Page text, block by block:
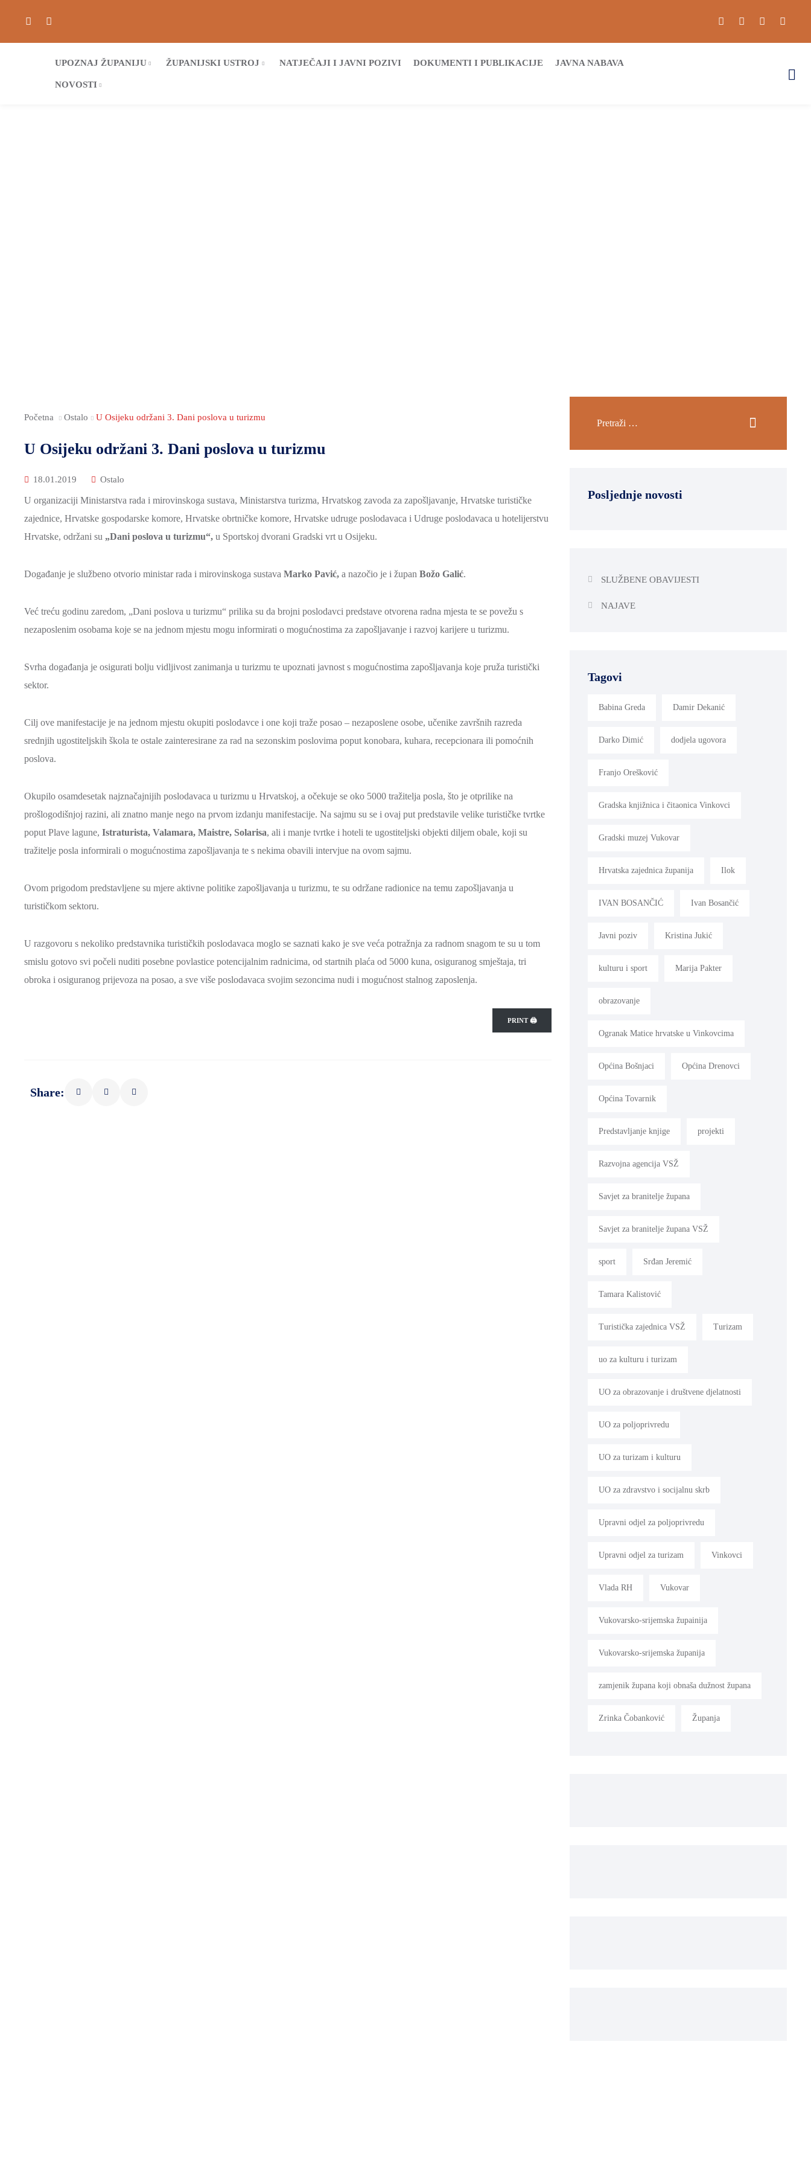
UPOZNAJ ŽUPANIJU ŽUPANIJSKI USTROJ NATJEČAJI I JAVNI POZIVI DOKUMENTI I PUBLIKACIJE JAVNA NABAVA
NOVOSTI
Početna Ostalo U Osijeku održani 3. Dani poslova u turizmu
U Osijeku održani 3. Dani poslova u turizmu
18.01.2019 Ostalo
U organizaciji Ministarstva rada i mirovinskoga sustava, Ministarstva turizma, Hrvatskog zavoda za zapošljavanje, Hrvatske turističke
zajednice, Hrvatske gospodarske komore, Hrvatske obrtničke komore, Hrvatske udruge poslodavaca i Udruge poslodavaca u hotelijerstvu
Hrvatske, održani su „Dani poslova u turizmu“, u Sportskoj dvorani Gradski vrt u Osijeku.
Događanje je službeno otvorio ministar rada i mirovinskoga sustava Marko Pavić, a nazočio je i župan Božo Galić.
Već treću godinu zaredom, „Dani poslova u turizmu“ prilika su da brojni poslodavci predstave otvorena radna mjesta te se povežu s
nezaposlenim osobama koje se na jednom mjestu mogu informirati o mogućnostima za zapošljavanje i razvoj karijere u turizmu.
Svrha događanja je osigurati bolju vidljivost zanimanja u turizmu te upoznati javnost s mogućnostima zapošljavanja koje pruža turistički
sektor.
Cilj ove manifestacije je na jednom mjestu okupiti poslodavce i one koji traže posao – nezaposlene osobe, učenike završnih razreda
srednjih ugostiteljskih škola te ostale zainteresirane za rad na sezonskim poslovima poput konobara, kuhara, recepcionara ili pomoćnih
poslova.
Okupilo osamdesetak najznačajnijih poslodavaca u turizmu u Hrvatskoj, a očekuje se oko 5000 tražitelja posla, što je otprilike na
prošlogodišnjoj razini, ali znatno manje nego na prvom izdanju manifestacije. Na sajmu su se i ovaj put predstavile velike turističke tvrtke
poput Plave lagune, Istraturista, Valamara, Maistre, Solarisa, ali i manje tvrtke i hoteli te ugostiteljski objekti diljem obale, koji su
tražitelje posla informirali o mogućnostima zapošljavanja te s nekima obavili intervjue na ovom sajmu.
Ovom prigodom predstavljene su mjere aktivne politike zapošljavanja u turizmu, te su održane radionice na temu zapošljavanja u
turističkom sektoru.
U razgovoru s nekoliko predstavnika turističkih poslodavaca moglo se saznati kako je sve veća potražnja za radnom snagom te su u tom
smislu gotovo svi počeli nuditi posebne povlastice potencijalnim radnicima, od startnih plaća od 5000 kuna, osiguranog smještaja, tri
obroka i osiguranog prijevoza na posao, a sve više poslodavaca svojim sezoncima nudi i mogućnost stalnog zaposlenja.
PRINT 🖨
Share:
Posljednje novosti
SLUŽBENE OBAVIJESTI
NAJAVE
Tagovi
Babina Greda Damir Dekanić
Darko Dimić dodjela ugovora
Franjo Orešković
Gradska knjižnica i čitaonica Vinkovci
Gradski muzej Vukovar
Hrvatska zajednica županija Ilok
IVAN BOSANČIĆ Ivan Bosančić
Javni poziv Kristina Jukić
kulturu i sport Marija Pakter
obrazovanje
Ogranak Matice hrvatske u Vinkovcima
Općina Bošnjaci Općina Drenovci
Općina Tovarnik
Predstavljanje knjige projekti
Razvojna agencija VSŽ
Savjet za branitelje župana
Savjet za branitelje župana VSŽ
sport Srđan Jeremić
Tamara Kalistović
Turistička zajednica VSŽ Turizam
uo za kulturu i turizam
UO za obrazovanje i društvene djelatnosti
UO za poljoprivredu
UO za turizam i kulturu
UO za zdravstvo i socijalnu skrb
Upravni odjel za poljoprivredu
Upravni odjel za turizam Vinkovci
Vlada RH Vukovar
Vukovarsko-srijemska župainija
Vukovarsko-srijemska županija
zamjenik župana koji obnaša dužnost župana
Zrinka Čobanković Županja